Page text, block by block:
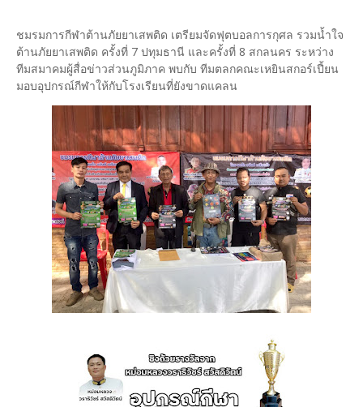
ชมรมการกีฬาต้านภัยยาเสพติด เตรียมจัดฟุตบอลการกุศล รวมน้ำใจ
ต้านภัยยาเสพติด ครั้งที่ 7 ปทุมธานี และครั้งที่ 8 สกลนคร ระหว่าง
ทีมสมาคมผู้สื่อข่าวส่วนภูมิภาค พบกับ ทีมตลกคณะเหยินสกอร์เปี้ยน
มอบอุปกรณ์กีฬาให้กับโรงเรียนที่ยังขาดแคลน